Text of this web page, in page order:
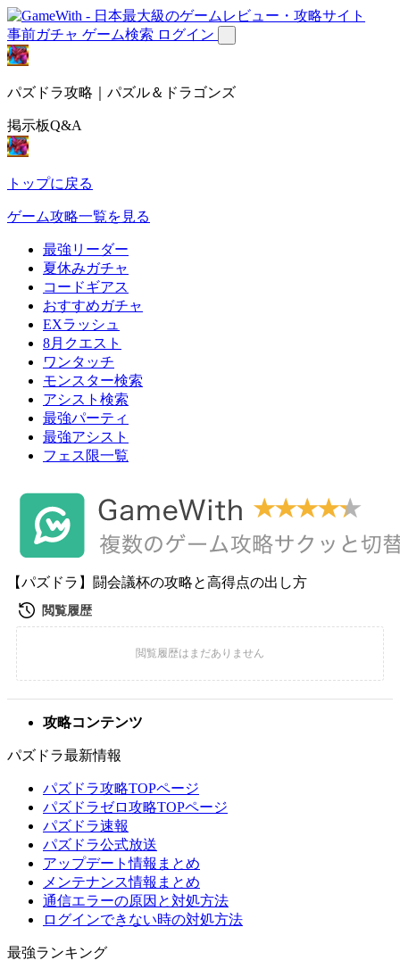
事前ガチャ ゲーム検索 ログイン
パズドラ攻略｜パズル＆ドラゴンズ
掲示板Q&A
トップに戻る
ゲーム攻略一覧を見る
最強リーダー
夏休みガチャ
コードギアス
おすすめガチャ
EXラッシュ
8月クエスト
ワンタッチ
モンスター検索
アシスト検索
最強パーティ
最強アシスト
フェス限一覧
【パズドラ】闘会議杯の攻略と高得点の出し方
攻略コンテンツ
パズドラ最新情報
パズドラ攻略TOPページ
パズドラゼロ攻略TOPページ
パズドラ速報
パズドラ公式放送
アップデート情報まとめ
メンテナンス情報まとめ
通信エラーの原因と対処方法
ログインできない時の対処方法
最強ランキング